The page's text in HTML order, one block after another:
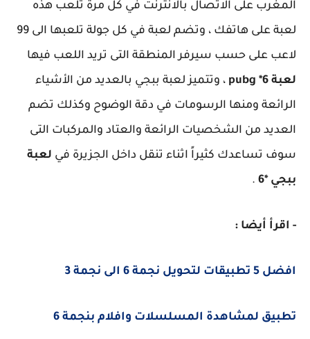
المغرب على الاتصال بالانترنت في كل مرة تلعب هذه
لعبة على هاتفك ، وتضم لعبة في كل جولة تلعبها الى 99
لاعب على حسب سيرفر المنطقة التى تريد اللعب فيها
لعبة pubg *6
، وتتميز لعبة ببجي بالعديد من الأشياء
الرائعة ومنها الرسومات في دقة الوضوح وكذلك تضم
العديد من الشخصيات الرائعة والعتاد والمركبات التى
سوف تساعدك كثيراً اثناء تنقل داخل الجزيرة في لعبة
ببجي *6
.
- اقرأ أيضا :
افضل 5 تطبيقات لتحويل نجمة 6 الى نجمة 3
تطبيق لمشاهدة المسلسلات وافلام بنجمة 6